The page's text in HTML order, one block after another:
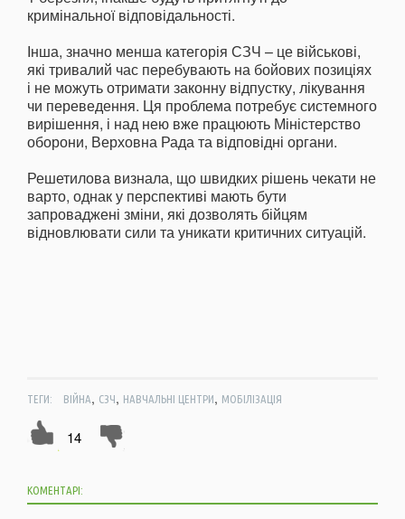
кримінальної відповідальності.
Інша, значно менша категорія СЗЧ – це військові,
які тривалий час перебувають на бойових позиціях
і не можуть отримати законну відпустку, лікування
чи переведення. Ця проблема потребує системного
вирішення, і над нею вже працюють Міністерство
оборони, Верховна Рада та відповідні органи.
Решетилова визнала, що швидких рішень чекати не
варто, однак у перспективі мають бути
запроваджені зміни, які дозволять бійцям
відновлювати сили та уникати критичних ситуацій.
ТЕГИ: ВІЙНА, СЗЧ, НАВЧАЛЬНІ ЦЕНТРИ, МОБІЛІЗАЦІЯ
14
КОМЕНТАРІ: